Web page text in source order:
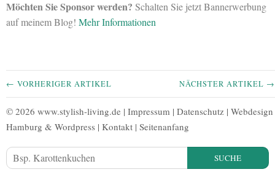
Möchten Sie Sponsor werden? Schalten Sie jetzt Bannerwerbung
auf meinem Blog! Mehr Informationen
← VORHERIGER ARTIKEL NÄCHSTER ARTIKEL →
© 2026 www.stylish-living.de | Impressum | Datenschutz | Webdesign
Hamburg & Wordpress | Kontakt | Seitenanfang
SUCHE